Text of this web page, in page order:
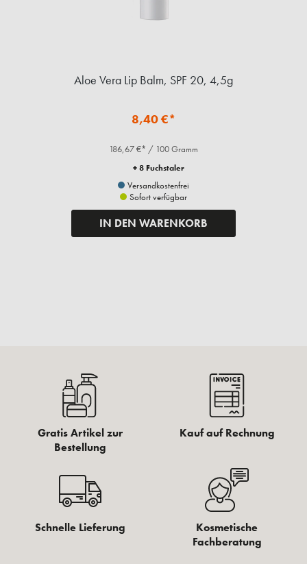
Aloe Vera Lip Balm, SPF 20, 4,5g
8,40 €*
186,67 €* / 100 Gramm
+ 8 Fuchstaler
Versandkostenfrei
Sofort verfügbar
IN DEN WARENKORB
Gratis Artikel zur
Bestellung
Kauf auf Rechnung
Schnelle Lieferung
Kosmetische
Fachberatung